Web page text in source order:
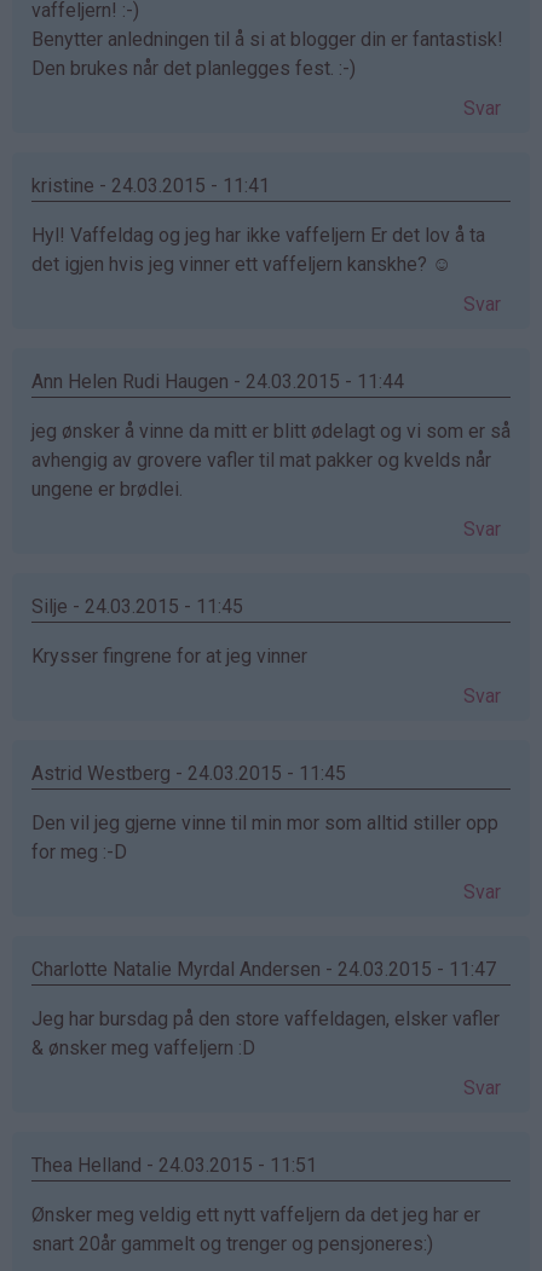
vaffeljern! :-)
Benytter anledningen til å si at blogger din er fantastisk!
Den brukes når det planlegges fest. :-)
Svar
kristine - 24.03.2015 - 11:41
Hyl! Vaffeldag og jeg har ikke vaffeljern Er det lov å ta
det igjen hvis jeg vinner ett vaffeljern kanskhe? ☺
Svar
Ann Helen Rudi Haugen - 24.03.2015 - 11:44
jeg ønsker å vinne da mitt er blitt ødelagt og vi som er så
avhengig av grovere vafler til mat pakker og kvelds når
ungene er brødlei.
Svar
Silje - 24.03.2015 - 11:45
Krysser fingrene for at jeg vinner
Svar
Astrid Westberg - 24.03.2015 - 11:45
Den vil jeg gjerne vinne til min mor som alltid stiller opp
for meg :-D
Svar
Charlotte Natalie Myrdal Andersen - 24.03.2015 - 11:47
Jeg har bursdag på den store vaffeldagen, elsker vafler
& ønsker meg vaffeljern :D
Svar
Thea Helland - 24.03.2015 - 11:51
Ønsker meg veldig ett nytt vaffeljern da det jeg har er
snart 20år gammelt og trenger og pensjoneres:)